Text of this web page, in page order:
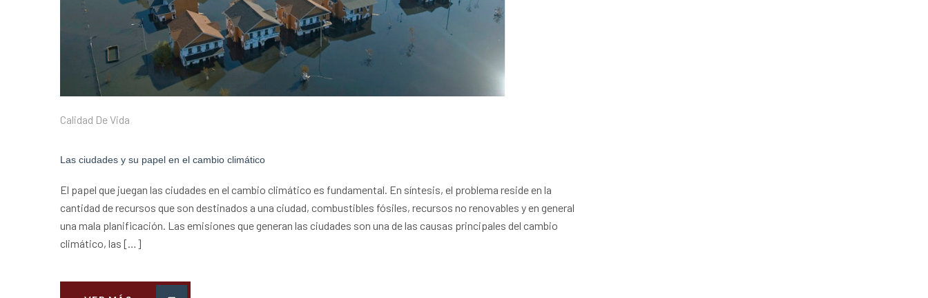
Calidad De Vida
Las ciudades y su papel en el cambio climático
El papel que juegan las ciudades en el cambio climático es fundamental. En síntesis, el problema reside en la
cantidad de recursos que son destinados a una ciudad, combustibles fósiles, recursos no renovables y en general
una mala planificación. Las emisiones que generan las ciudades son una de las causas principales del cambio
climático, las […]